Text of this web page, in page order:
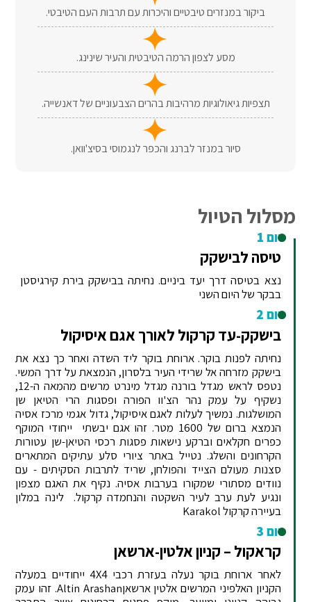
ביקור במנזרים טיבטיים והיכרות עם תרבות העם הטיבטי.
מסע לצפון הרמה הטיבטית והעיר שינינג.
תצפיות גיאולוגיות מרהיבות בהרים הצבעוניים של דאנשייה.
סיור במנזר לברנג והכפר לנגמוסי בסיצ'וואן.
מסלול הטיול
יום 1
טיסה לבישקק
נצא בטיסה דרך יעד ביניים. נחיתה בבישקק בירת קירגיסטן
בבקר של היום השני
יום 2
בישקק-עד קרקול לאורך אגם איסיקול
נחיתה לפנות בוקר. ארוחת בוקר ליד השדה ואחר כך נצא את
בישקק מזרחה אל שרידי העיר בלסרון, הנמצאת על דרך המשי.
נטפס לראש מגדל בורנה מגדל מינרט מרשים מהמאה ה-12,
נשקיף על עמק נהר הצ'וו הפורה ופסגות הרי הטיאן שן
המושלגות. נמשיך לעלות לאגם איסיקול, גדול אגמי מרכז אסיה
הנמצא ברום של 1600 מטר. זהו אגם יבשתי ייחודי המוקף
כפרים חקלאים וברקע נישאות פסגות רכסי הטיאן-שן עטורות
הקרחונים והשלג. נטייל באתר ציורי סלע עתיקים המתארים
סצנות מעולם הצייד והפולחן, שריד לתרבות הסקיתים - עם
נוודים מסתורי שמקורו בערבות אסיה. נקיף את האגם מצפון
ונגיע לעת ערב לעיר השקטה והנחמדה קרקול. לינה במלון
בעיירה קרקול Karakol
יום 3
קראקול – קניון אלטין-ארשאן
לאחר ארוחת בוקר נעלה בעזרת רכבי 4X4 ייחודיים במעלה
הקניון האלפיני המרשים אלטין ארשאןAltin Arashan. זהו עמק